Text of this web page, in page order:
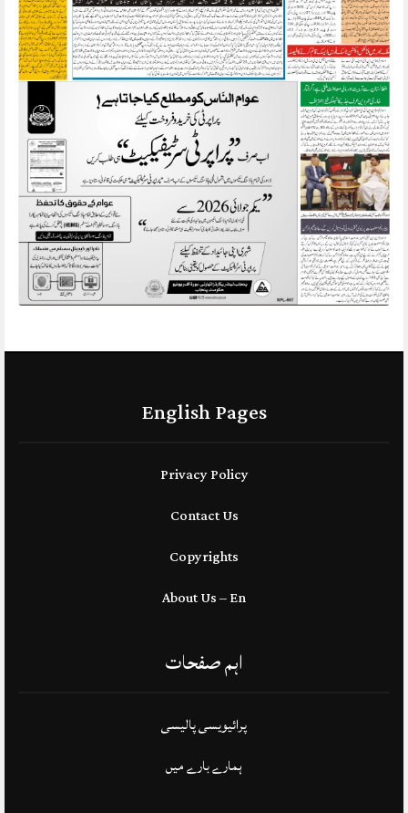
English Pages
Privacy Policy
Contact Us
Copyrights
About Us – En
اہم صفحات
پرائیویسی پالیسی
ہمارے بارے میں